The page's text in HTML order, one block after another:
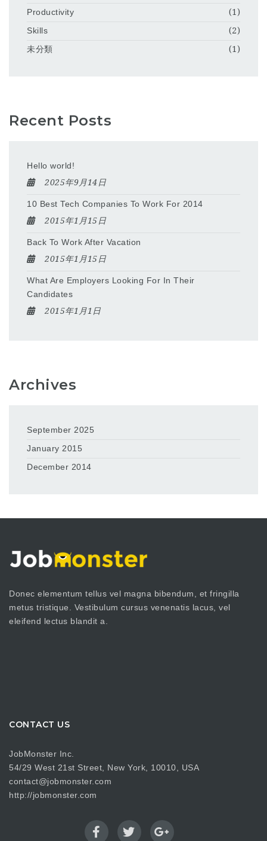
Productivity
(1)
Skills
(2)
未分類
(1)
Recent Posts
Hello world!
2025年9月14日
10 Best Tech Companies To Work For 2014
2015年1月15日
Back To Work After Vacation
2015年1月15日
What Are Employers Looking For In Their
Candidates
2015年1月1日
Archives
September 2025
January 2015
December 2014
Donec elementum tellus vel magna bibendum, et fringilla
metus tristique. Vestibulum cursus venenatis lacus, vel
eleifend lectus blandit a.
CONTACT US
JobMonster Inc.
54/29 West 21st Street, New York, 10010, USA
contact@jobmonster.com
http://jobmonster.com